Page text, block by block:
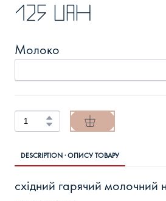
125 UAH
Молоко
DESCRIPTION · ОПИСУ ТОВАРУ
східний гарячий молочний